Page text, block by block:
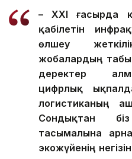
– XXI ғасырда
қабілетін
өлшеу
жобалардың
деректер
цифрлық
логистиканың
Сондықтан
тасымалына
экожүйенің